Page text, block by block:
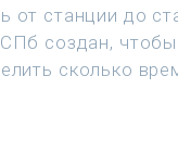
от станции до
создан,
сколько